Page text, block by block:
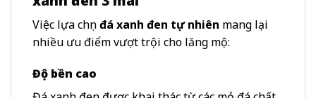
Việc lựa chọnđá xanh đen tự nhiên mang lại
nhiều ưu điểm vượt trội cho lăng mộ:
Độ bền cao